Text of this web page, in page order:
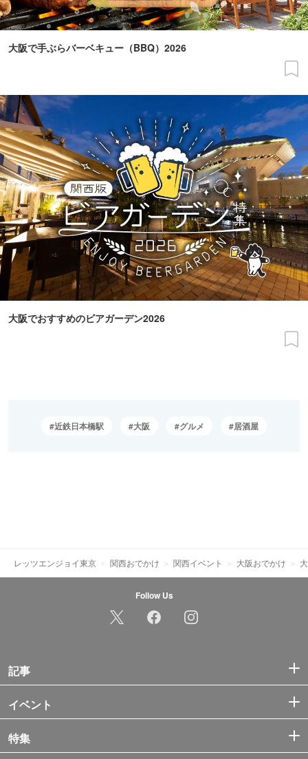
大阪で手ぶらバーベキュー（BBQ）2026
大阪でおすすめのビアガーデン2026
近鉄日本橋駅 大阪 グルメ 居酒屋
レッツエンジョイ東京 関西おでかけ 関西イベント 大阪おでかけ
Follow Us
記事
イベント
特集